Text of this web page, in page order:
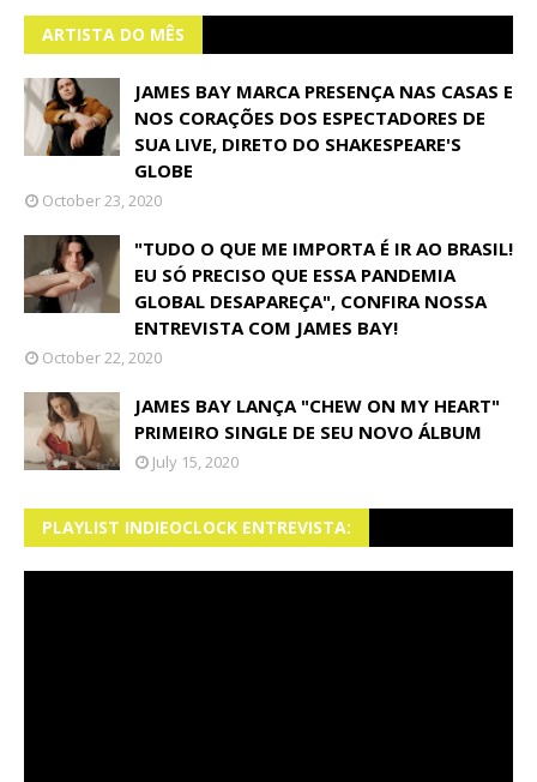
ARTISTA DO MÊS
JAMES BAY MARCA PRESENÇA NAS CASAS E
NOS CORAÇÕES DOS ESPECTADORES DE
SUA LIVE, DIRETO DO SHAKESPEARE'S
GLOBE
October 23, 2020
"TUDO O QUE ME IMPORTA É IR AO BRASIL!
EU SÓ PRECISO QUE ESSA PANDEMIA
GLOBAL DESAPAREÇA", CONFIRA NOSSA
ENTREVISTA COM JAMES BAY!
October 22, 2020
JAMES BAY LANÇA "CHEW ON MY HEART"
PRIMEIRO SINGLE DE SEU NOVO ÁLBUM
July 15, 2020
PLAYLIST INDIEOCLOCK ENTREVISTA: